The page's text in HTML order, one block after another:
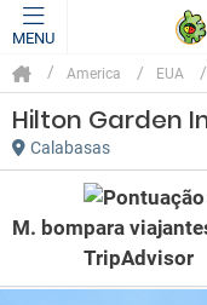
MENU
America EUA
Hilton Garden
Calabasas
M. bom